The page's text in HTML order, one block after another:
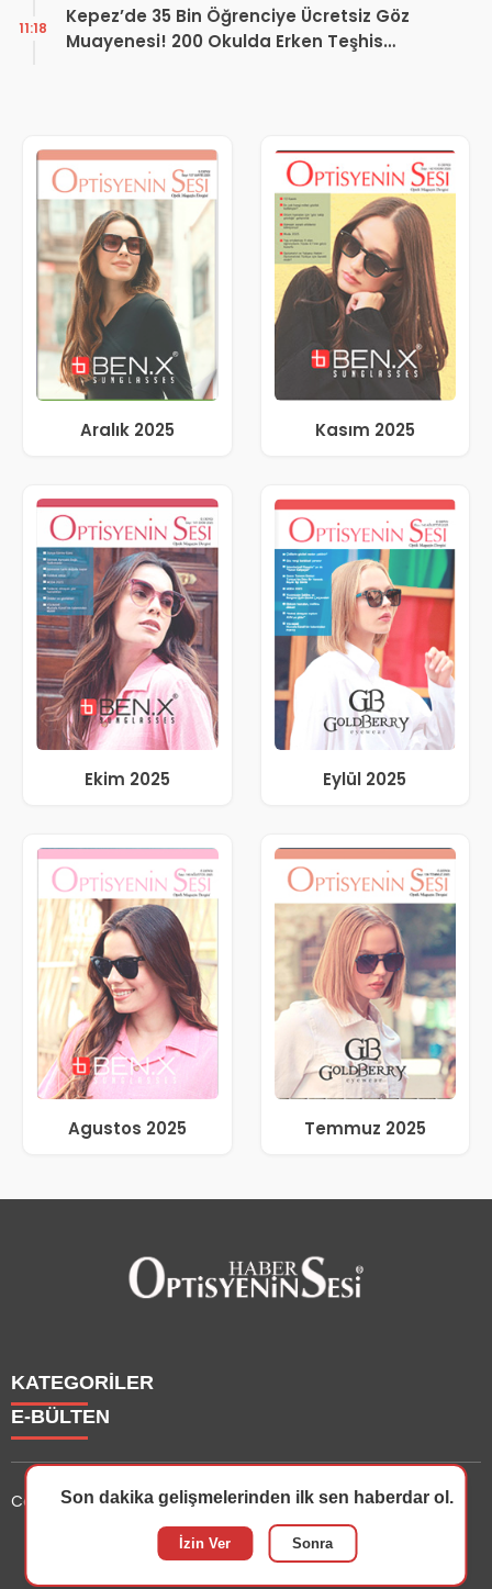
Kepez’de 35 Bin Öğrenciye Ücretsiz Göz
Muayenesi! 200 Okulda Erken Teşhis
11:18
Aralık 2025 Kasım 2025
Ekim 2025 Eylül 2025
Agustos 2025 Temmuz 2025
KATEGORİLER
Haberler
Yazarlarımız
Etkinlik
Dersler
E-BÜLTEN
optisyeninsesi.come-bültenine abone olarak, tarafınıza
haber, duyuru ve kampanya içerikli e-postaların
gönderilmesini kabul etmiş olursunuz.
Copyright © 2025 OptisyeninSesi Tüm Hakları Saklıdır.
Son dakika gelişmelerinden ilk sen haberdar ol.
İzin Ver Sonra